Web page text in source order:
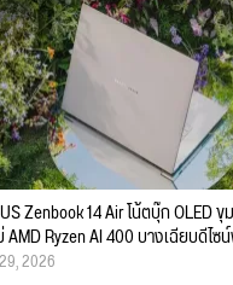
Zenbook 14 Air โน้ตบุ๊ก OLED
AMD Ryzen AI 400 บางเฉียบดีไซ
2026